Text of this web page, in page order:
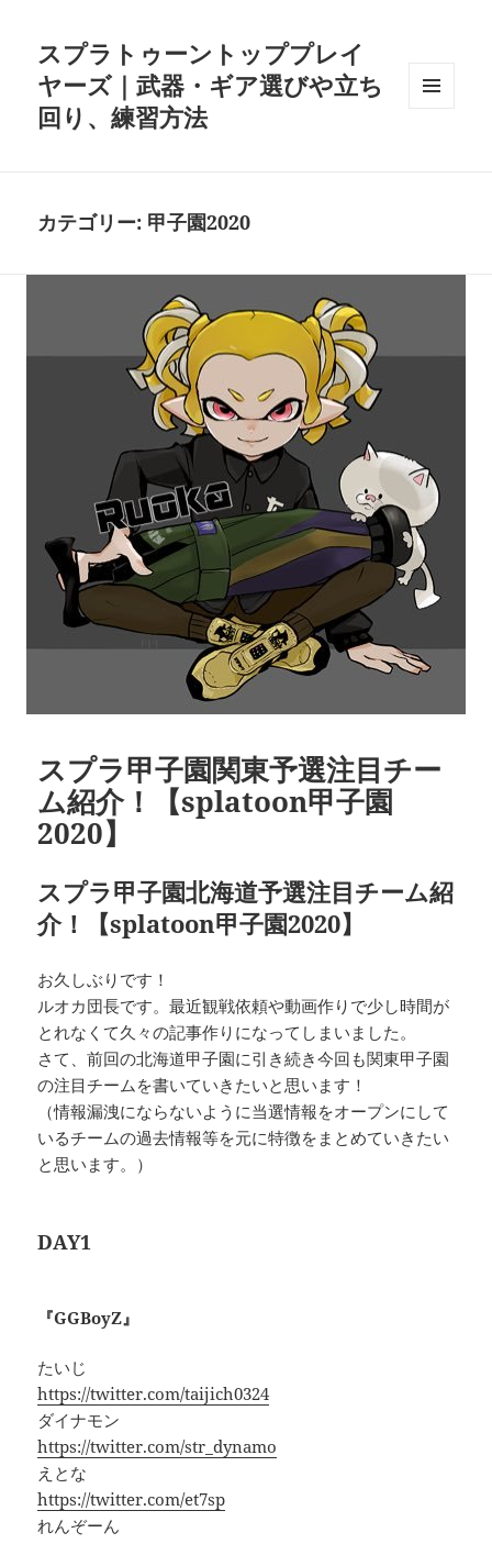
スプラトゥーントッププレイ
ヤーズ｜武器・ギア選びや立ち
回り、練習方法
カテゴリー: 甲子園2020
スプラ甲子園関東予選注目チー
ム紹介！【splatoon甲子園
2020】
スプラ甲子園北海道予選注目チーム紹
介！【splatoon甲子園2020】
お久しぶりです！
ルオカ団長です。最近観戦依頼や動画作りで少し時間が
とれなくて久々の記事作りになってしまいました。
さて、前回の北海道甲子園に引き続き今回も関東甲子園
の注目チームを書いていきたいと思います！
（情報漏洩にならないように当選情報をオープンにして
いるチームの過去情報等を元に特徴をまとめていきたい
と思います。）
DAY1
『GGBoyZ』
たいじ
https://twitter.com/taijich0324
ダイナモン
https://twitter.com/str_dynamo
えとな
https://twitter.com/et7sp
れんぞーん